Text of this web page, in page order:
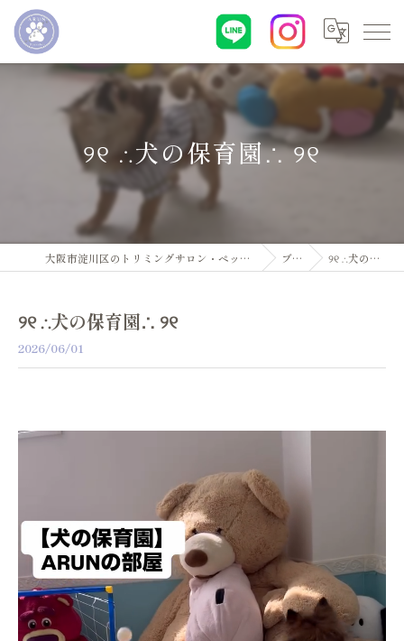
୨୧ ∴犬の保育園∴ ୨୧
大阪市淀川区のトリミングサロン・ペットサロンならDogsalon ARUN ブログ ୨୧ ∴犬の保育園∴ ୨୧
୨୧ ∴犬の保育園∴ ୨୧
2026/06/01